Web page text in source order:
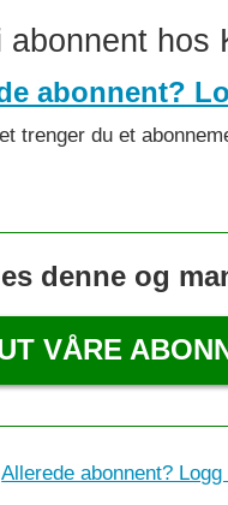
abonnent hos
abonnent?
trenger du et
denne og
VÅRE
Allerede abonnent? Logg